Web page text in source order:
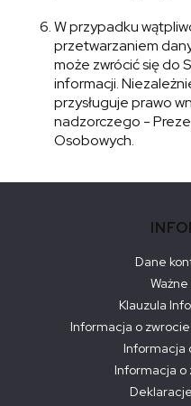
W przypadku
przetwarzaniem
może zwrócić się do
informacji.
przysługuje prawo
nadzorczego -
Osobowych.
Dane
Klauzula
Informacja o
Informacja
Informacja o